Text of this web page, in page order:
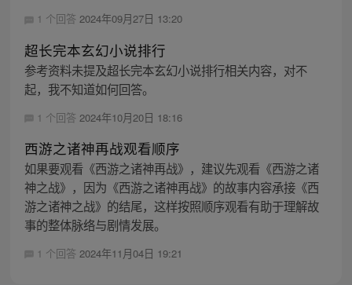
1 个回答 2024年09月27日 13:20
超长完本玄幻小说排行
参考资料未提及超长完本玄幻小说排行相关内容，对不
起，我不知道如何回答。
1 个回答 2024年10月20日 18:16
西游之诸神再战观看顺序
如果要观看《西游之诸神再战》，建议先观看《西游之诸
神之战》，因为《西游之诸神再战》的故事内容承接《西
游之诸神之战》的结尾，这样按照顺序观看有助于理解故
事的整体脉络与剧情发展。
1 个回答 2024年11月04日 19:21